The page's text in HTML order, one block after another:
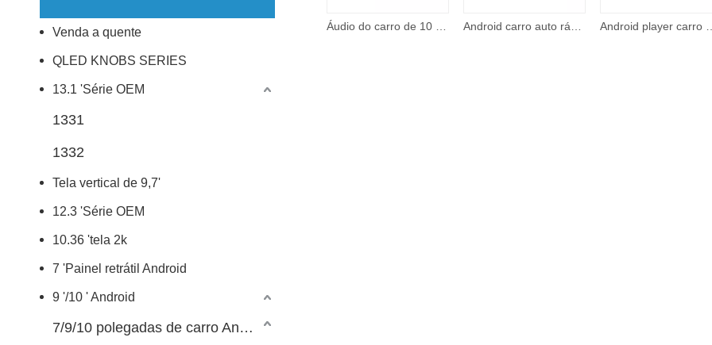
Venda a quente
QLED KNOBS SERIES
13.1 'Série OEM
1331
1332
Tela vertical de 9,7'
12.3 'Série OEM
10.36 'tela 2k
7 'Painel retrátil Android
9 '/10 ' Android
7/9/10 polegadas de carro Android Player